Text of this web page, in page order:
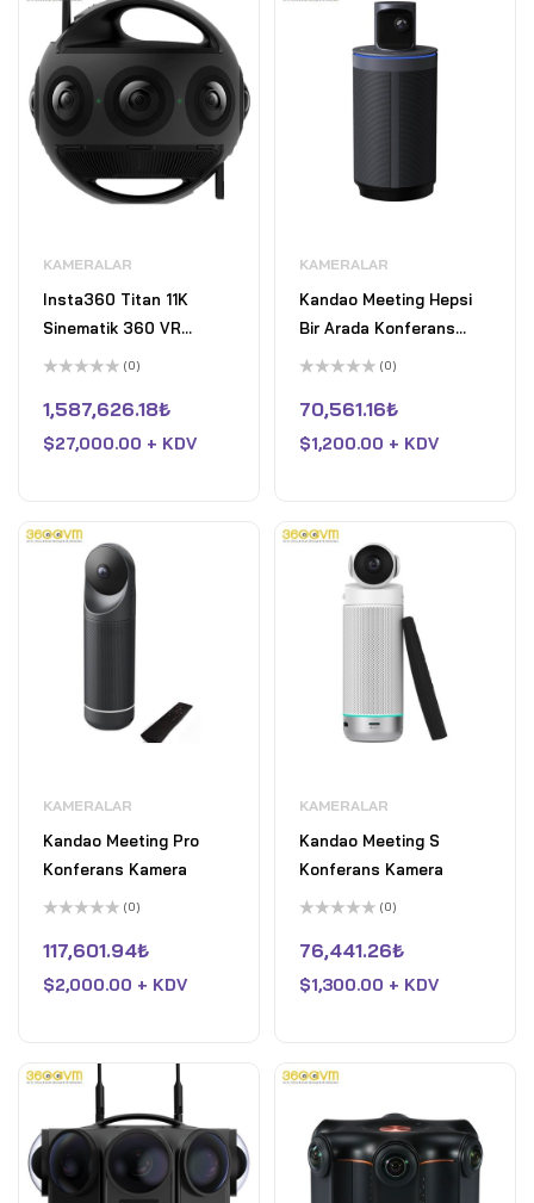
KAMERALAR
Insta360 Titan 11K
Sinematik 360 VR
Kamera
üzerinden
0
aldı
(0)
1,587,626.18₺
$27,000.00 + KDV
KAMERALAR
Kandao Meeting Hepsi
Bir Arada Konferans
Kamera
üzerinden
0
aldı
(0)
70,561.16₺
$1,200.00 + KDV
KAMERALAR
Kandao Meeting Pro
Konferans Kamera
üzerinden
0
aldı
(0)
117,601.94₺
$2,000.00 + KDV
KAMERALAR
Kandao Meeting S
Konferans Kamera
üzerinden
0
aldı
(0)
76,441.26₺
$1,300.00 + KDV